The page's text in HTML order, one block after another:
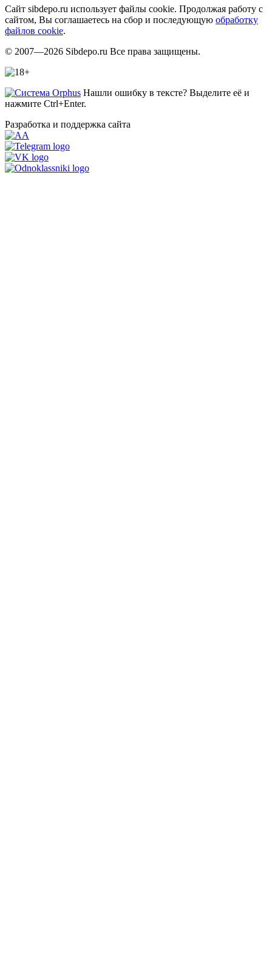
Сайт sibdepo.ru использует файлы cookie. Продолжая работу с
сайтом, Вы соглашаетесь на сбор и последующую обработку
файлов cookie.
© 2007—2026 Sibdepo.ru Все права защищены.
Нашли ошибку в тексте? Выделите её и
нажмите Ctrl+Enter.
Разработка и поддержка сайта